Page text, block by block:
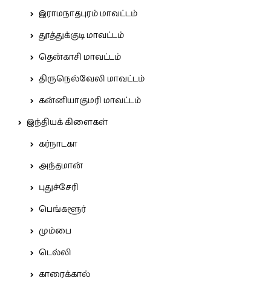
இராமநாதபுரம் மாவட்டம்
தூத்துக்குடி மாவட்டம்
தென்காசி மாவட்டம்
திருநெல்வேலி மாவட்டம்
கன்னியாகுமரி மாவட்டம்
இந்தியக் கிளைகள்
கர்நாடகா
அந்தமான்
புதுச்சேரி
பெங்களூர்
மும்பை
டெல்லி
காரைக்கால்